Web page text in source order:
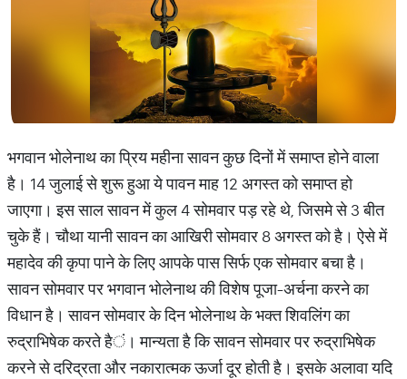
भगवान भोलेनाथ का प्रिय महीना सावन कुछ दिनों में समाप्त होने वाला
है। 14 जुलाई से शुरू हुआ ये पावन माह 12 अगस्त को समाप्त हो
जाएगा। इस साल सावन में कुल 4 सोमवार पड़ रहे थे, जिसमे से 3 बीत
चुके हैं। चौथा यानी सावन का आखिरी सोमवार 8 अगस्त को है। ऐसे में
महादेव की कृपा पाने के लिए आपके पास सिर्फ एक सोमवार बचा है।
सावन सोमवार पर भगवान भोलेनाथ की विशेष पूजा-अर्चना करने का
विधान है। सावन सोमवार के दिन भोलेनाथ के भक्त शिवलिंग का
रुद्राभिषेक करते हैं। मान्यता है कि सावन सोमवार पर रुद्राभिषेक
करने से दरिद्रता और नकारात्मक ऊर्जा दूर होती है। इसके अलावा यदि